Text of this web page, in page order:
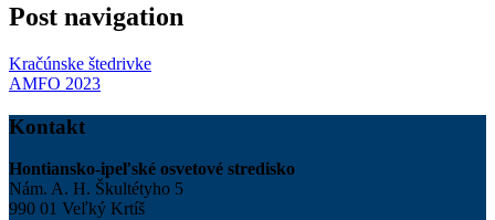
Post navigation
Kračúnske štedrivke
AMFO 2023
Kontakt
Hontiansko-ipeľské osvetové stredisko
Nám. A. H. Škultétyho 5
990 01 Veľký Krtíš